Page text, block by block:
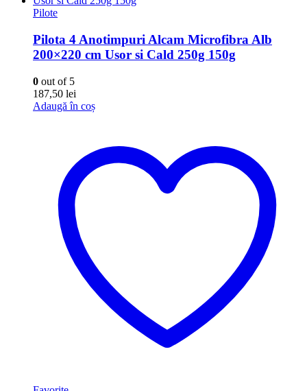
Pilote
Pilota 4 Anotimpuri Alcam Microfibra Alb
200×220 cm Usor si Cald 250g 150g
0 out of 5
187,50 lei
Adaugă în coș